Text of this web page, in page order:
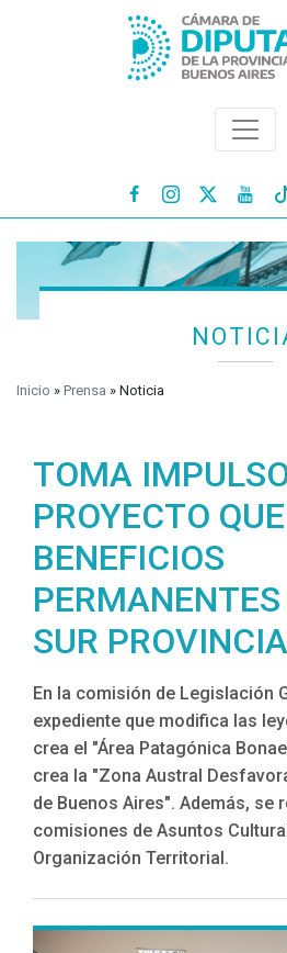
 
Inicio » Prensa » Noticia
TOMA
PROYECTO
BENEFICIOS
SUR
En la comisión de Legislación
expediente que modifica las
crea el "Área Patagónica
crea la "Zona Austral
de Buenos Aires". Además, se
comisiones de Asuntos
Organización Territorial.